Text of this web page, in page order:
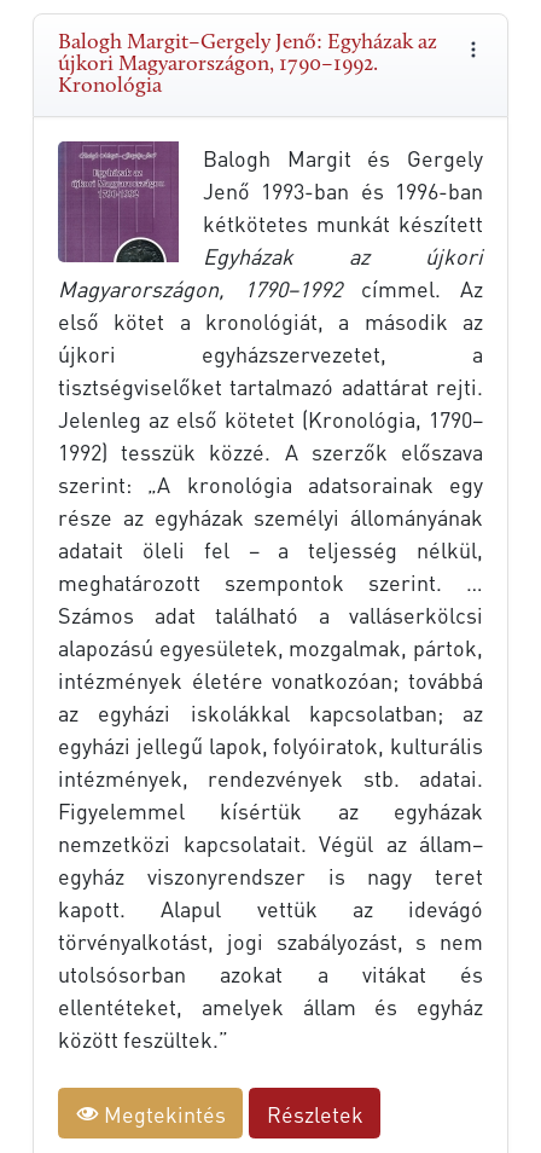
Balogh Margit–Gergely Jenő: Egyházak az
újkori Magyarországon, 1790–1992.
Kronológia
Balogh Margit és Gergely
Jenő 1993-ban és 1996-ban
kétkötetes munkát készített
Egyházak az újkori
Magyarországon, 1790–1992címmel. Az
első kötet a kronológiát, a második az
újkori egyházszervezetet, a
tisztségviselőket tartalmazó adattárat rejti.
Jelenleg az első kötetet (Kronológia, 1790–
1992) tesszük közzé. A szerzők előszava
szerint: „A kronológia adatsorainak egy
része az egyházak személyi állományának
adatait öleli fel – a teljesség nélkül,
meghatározott szempontok szerint. …
Számos adat található a valláserkölcsi
alapozású egyesületek, mozgalmak, pártok,
intézmények életére vonatkozóan; továbbá
az egyházi iskolákkal kapcsolatban; az
egyházi jellegű lapok, folyóiratok, kulturális
intézmények, rendezvények stb. adatai.
Figyelemmel kísértük az egyházak
nemzetközi kapcsolatait. Végül az állam–
egyház viszonyrendszer is nagy teret
kapott. Alapul vettük az idevágó
törvényalkotást, jogi szabályozást, s nem
utolsósorban azokat a vitákat és
ellentéteket, amelyek állam és egyház
között feszültek.”
Megtekintés Részletek